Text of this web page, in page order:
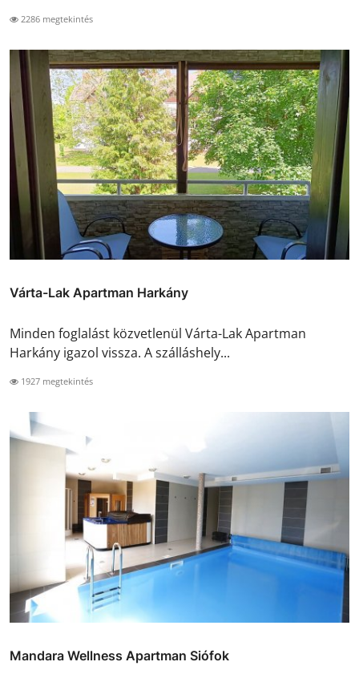
2286 megtekintés
Várta-Lak Apartman Harkány
Minden foglalást közvetlenül Várta-Lak Apartman
Harkány igazol vissza. A szálláshely...
1927 megtekintés
Mandara Wellness Apartman Siófok